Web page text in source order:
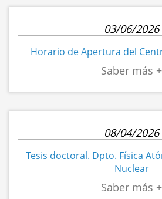
03/06/2026
Horario de Apertura del
08/04/2026
Tesis doctoral. Dpto. Física
Nuclear